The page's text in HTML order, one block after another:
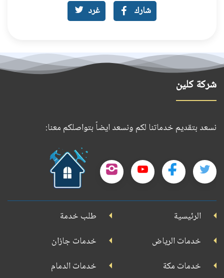
شارك غرد
شركة كلين
نسعد بتقديم خدماتنا لكم ونسعد ايضاً بتواصلكم معنا:
تابعنا
تويتر
تابعنا
تابعنا
تابعنا
إنستجرام
جوجل
الرئيسية
طلب خدمة
خدمات الرياض
خدمات جازان
خدمات مكة
خدمات الدمام